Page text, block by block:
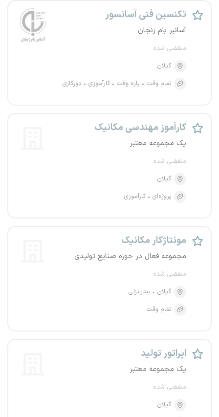
تکنسین فنی آسانسور
آسانبر بام زنجان
منقضی شده
گیلان
تمام وقت
پاره وقت کارآموزی دورکاری
کارآموز مهندسی مکانیک
یک مجموعه معتبر
منقضی شده
گیلان
پروژه‌ای
کارآموزی
مونتاژکار مکانیک
مجموعه فعال در حوزه صنایع تولیدی
منقضی شده
گیلان
بندرانزلی
تمام وقت
اپراتور تولید
یک مجموعه معتبر
منقضی شده
گیلان